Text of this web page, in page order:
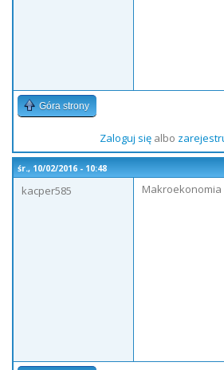
Góra strony
Zaloguj sięalbo
śr., 10/02/2016 - 10:48
kacper585
Makroekonomia